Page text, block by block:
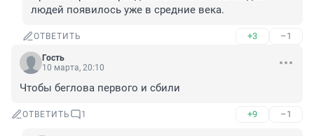
людей появилось уже в средние века.
ОТВЕТИТЬ +3 –1
Гость
10 марта, 20:10
Чтобы беглова первого и сбили
ОТВЕТИТЬ 1 +9 –1